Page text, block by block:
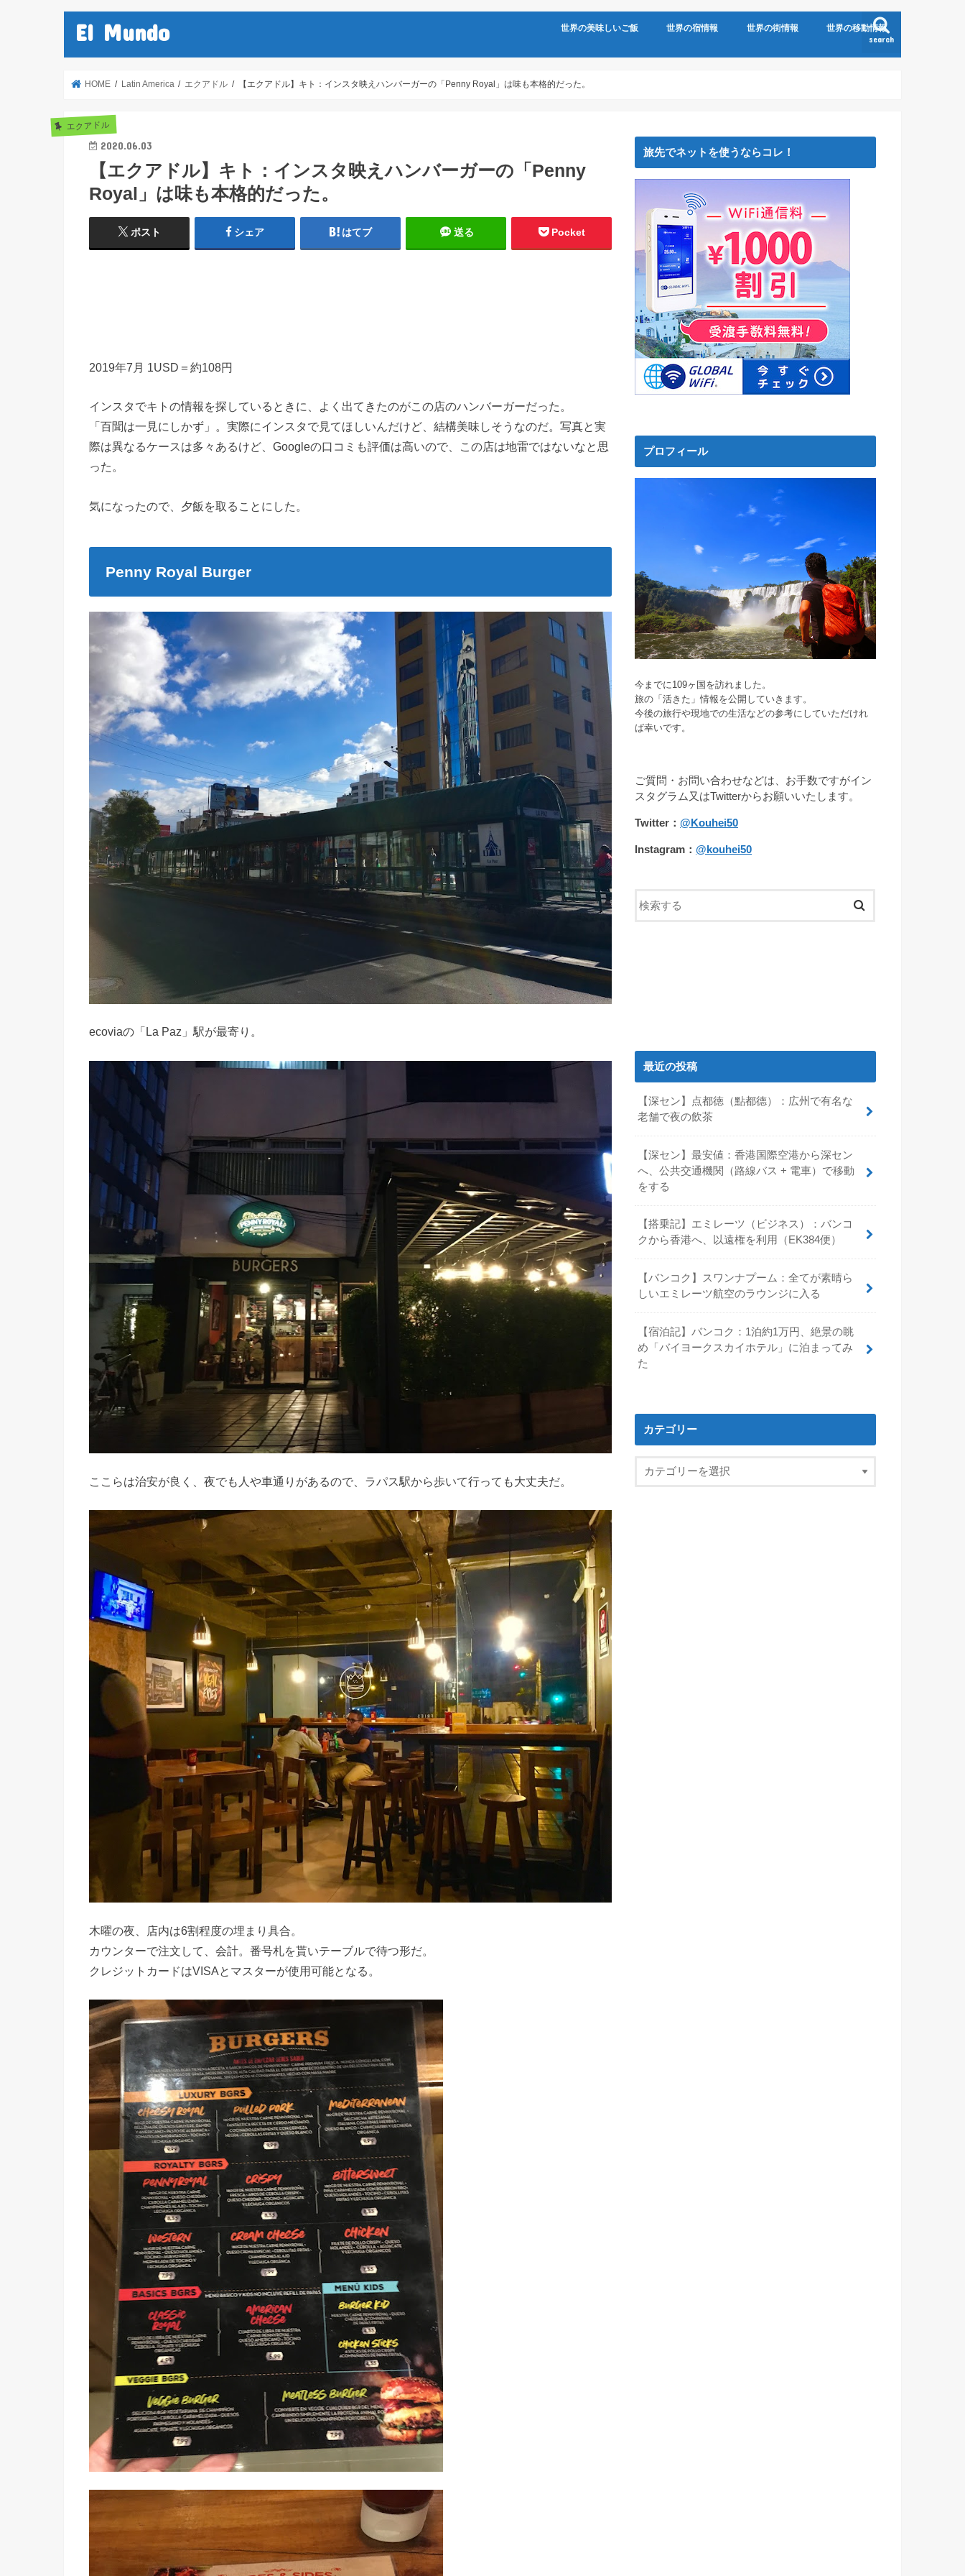
El Mundo search
世界の美味しいご飯 世界の宿情報 世界の街情報 世界の移動情報
HOME Latin America エクアドル 【エクアドル】キト：インスタ映えハンバーガーの「Penny Royal」は味も本格的だった。
エクアドル
2020.06.03
【エクアドル】キト：インスタ映えハンバーガーの「Penny
Royal」は味も本格的だった。
ポスト シェア はてブ 送る Pocket
2019年7月 1USD＝約108円
インスタでキトの情報を探しているときに、よく出てきたのがこの店のハンバーガーだった。
「百聞は一見にしかず」。実際にインスタで見てほしいんだけど、結構美味しそうなのだ。写真と実
際は異なるケースは多々あるけど、Googleの口コミも評価は高いので、この店は地雷ではないなと思
った。
気になったので、夕飯を取ることにした。
Penny Royal Burger
ecoviaの「La Paz」駅が最寄り。
ここらは治安が良く、夜でも人や車通りがあるので、ラパス駅から歩いて行っても大丈夫だ。
木曜の夜、店内は6割程度の埋まり具合。
カウンターで注文して、会計。番号札を貰いテーブルで待つ形だ。
クレジットカードはVISAとマスターが使用可能となる。
旅先でネットを使うならコレ！
プロフィール
今までに109ヶ国を訪れました。
旅の「活きた」情報を公開していきます。
今後の旅行や現地での生活などの参考にしていただけれ
ば幸いです。
ご質問・お問い合わせなどは、お手数ですがイン
スタグラム又はTwitterからお願いいたします。
Twitter： @Kouhei50
Instagram： @kouhei50
最近の投稿
【深セン】点都徳（點都德）：広州で有名な
老舗で夜の飲茶
【深セン】最安値：香港国際空港から深セン
へ、公共交通機関（路線バス + 電車）で移動
をする
【搭乗記】エミレーツ（ビジネス）：バンコ
クから香港へ、以遠権を利用（EK384便）
【バンコク】スワンナプーム：全てが素晴ら
しいエミレーツ航空のラウンジに入る
【宿泊記】バンコク：1泊約1万円、絶景の眺
め「バイヨークスカイホテル」に泊まってみ
た
カテゴリー